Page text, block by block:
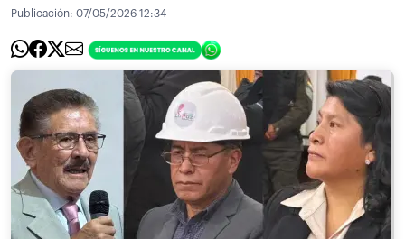
Publicación: 07/05/2026 12:34